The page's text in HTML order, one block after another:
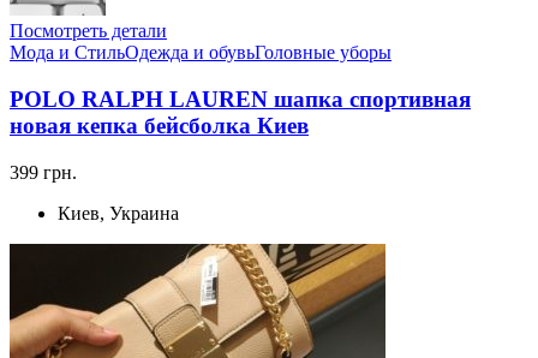
Посмотреть детали
Мода и СтильОдежда и обувьГоловные уборы
POLO RALPH LAUREN шапка спортивная
новая кепка бейсболка Киев
399 грн.
Киев, Украина